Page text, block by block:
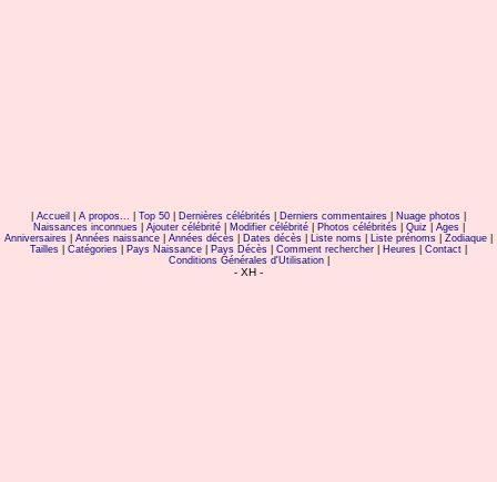
Accueil A propos... Top 50 Dernières célébrités Derniers commentaires Nuage photos
Naissances inconnues| Ajouter célébrité| Modifier célébrité| Photos célébrités| Quiz Ages|
Anniversaires
Années naissance Années décès Dates décès Liste noms Liste prénoms Zodiaque
Tailles
Catégories Pays Naissance Pays Décès Comment rechercher Heures Contact
Conditions Générales d'Utilisation|
- XH -